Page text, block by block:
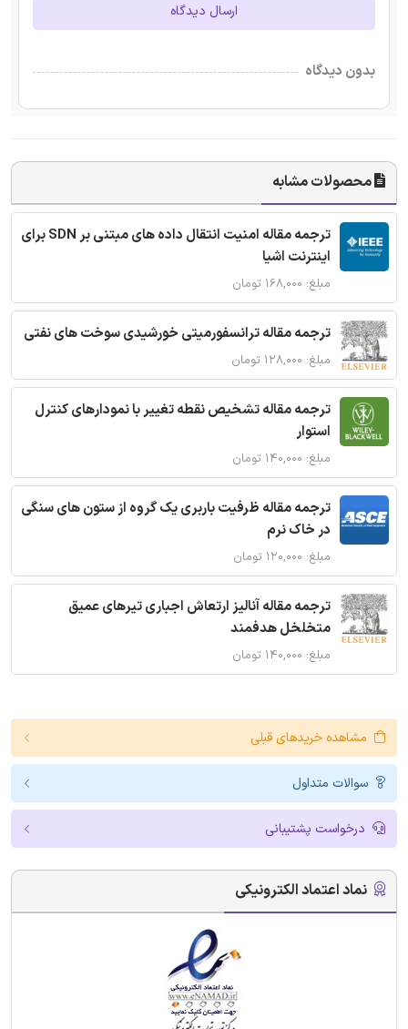
ارسال دیدگاه
بدون دیدگاه
محصولات مشابه
ترجمه مقاله امنیت انتقال داده های مبتنی بر SDN برای
اینترنت اشیا
مبلغ: ۱۶۸,۰۰۰ تومان
ترجمه مقاله ترانسفورمیتی خورشیدی سوخت های نفتی
مبلغ: ۱۲۸,۰۰۰ تومان
ترجمه مقاله تشخیص نقطه تغییر با نمودارهای کنترل
استوار
مبلغ: ۱۴۰,۰۰۰ تومان
ترجمه مقاله ظرفیت باربری یک گروه از ستون های سنگی
در خاک نرم
مبلغ: ۱۲۰,۰۰۰ تومان
ترجمه مقاله آنالیز ارتعاش اجباری تیرهای عمیق
متخلخل هدفمند
مبلغ: ۱۴۰,۰۰۰ تومان
مشاهده خریدهای قبلی
سوالات متداول
درخواست پشتیبانی
نماد اعتماد الکترونیکی